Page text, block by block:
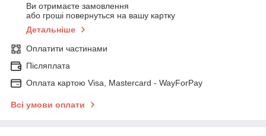
Ви отримаєте замовлення
або гроші повернуться на вашу картку
Детальніше
Оплатити частинами
Післяплата
Оплата картою Visa, Mastercard - WayForPay
Всі умови оплати